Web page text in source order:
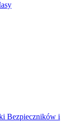
Bezpieczników i